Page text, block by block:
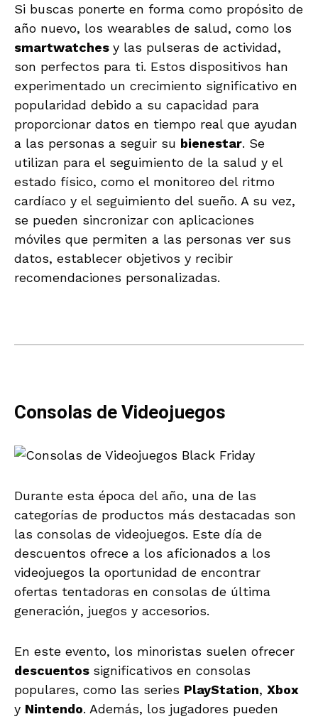
Si buscas ponerte en forma como propósito de
año nuevo, los wearables de salud, como los
smartwatches y las pulseras de actividad,
son perfectos para ti. Estos dispositivos han
experimentado un crecimiento significativo en
popularidad debido a su capacidad para
proporcionar datos en tiempo real que ayudan
a las personas a seguir su bienestar. Se
utilizan para el seguimiento de la salud y el
estado físico, como el monitoreo del ritmo
cardíaco y el seguimiento del sueño. A su vez,
se pueden sincronizar con aplicaciones
móviles que permiten a las personas ver sus
datos, establecer objetivos y recibir
recomendaciones personalizadas.
Consolas de Videojuegos
Durante esta época del año, una de las
categorías de productos más destacadas son
las consolas de videojuegos. Este día de
descuentos ofrece a los aficionados a los
videojuegos la oportunidad de encontrar
ofertas tentadoras en consolas de última
generación, juegos y accesorios.
En este evento, los minoristas suelen ofrecer
descuentos significativos en consolas
populares, como las series PlayStation, Xbox
y Nintendo. Además, los jugadores pueden